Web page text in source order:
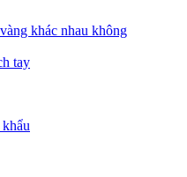
khác nhau không
tay